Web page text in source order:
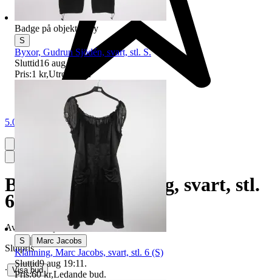
5.0
Byxor, Helmut Lang, svart, stl.
6 (S)
Avslutad
14 jun 21:31
Slutpris
∙ Visa bud
Badge på objektet: Ny
S
Byxor, Gudrun Sjödén, svart, stl. S.
Sluttid16 aug 20:23
Pris:1 kr,Utropspris .
S | Marc Jacobs
Klänning, Marc Jacobs, svart, stl. 6 (S)
Sluttid9 aug 19:11 .
Pris:60 kr,Ledande bud.